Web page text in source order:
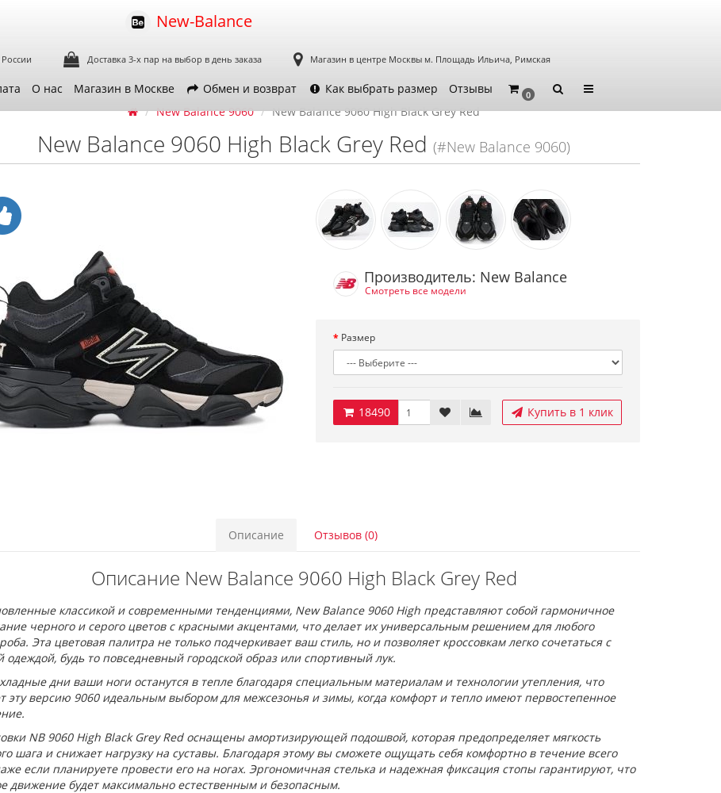
New-Balance
Доставка 3-х пар на выбор в день заказа Магазин в центре Москвы м. Площадь Ильича, Римская
О нас Магазин в Москве Обмен и возврат Как выбрать размер Отзывы 0
New Balance 9060 New Balance 9060 High Black Grey Red
New Balance 9060 High Black Grey Red (#New Balance 9060)
Производитель: New Balance
Смотреть все модели
Размер
18490 Купить в 1 клик
Описание Отзывов (0)
Описание New Balance 9060 High Black Grey Red
классикой и современными тенденциями, New Balance 9060 High представляют собой гармоничное
черного и серого цветов с красными акцентами, что делает их универсальным решением для любого
Эта цветовая палитра не только подчеркивает ваш стиль, но и позволяет кроссовкам легко сочетаться с
одеждой, будь то повседневный городской образ или спортивный лук.
дни ваши ноги останутся в тепле благодаря специальным материалам и технологии утепления, что
эту версию 9060 идеальным выбором для межсезонья и зимы, когда комфорт и тепло имеют первостепенное
NB 9060 High Black Grey Red оснащены амортизирующей подошвой, которая предопределяет мягкость
шага и снижает нагрузку на суставы. Благодаря этому вы сможете ощущать себя комфортно в течение всего
если планируете провести его на ногах. Эргономичная стелька и надежная фиксация стопы гарантируют, что
движение будет максимально естественным и безопасным.